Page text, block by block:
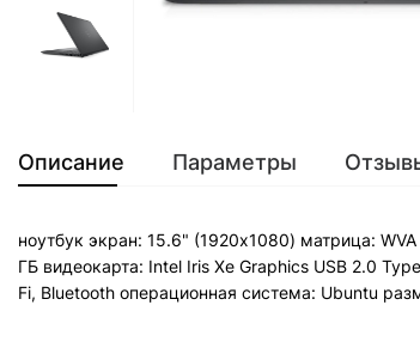
Описание Параметры
ноутбук экран: 15.6" (1920x1080) матрица:
ГБ видеокарта: Intel Iris Xe Graphics USB 2.0
Fi, Bluetooth операционная система: Ubuntu